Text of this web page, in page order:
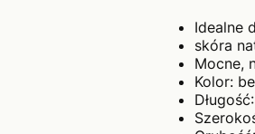
Idealne
skóra
Mocne,
Kolor: